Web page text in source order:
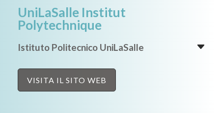
UniLaSalle Institut
Polytechnique
Istituto Politecnico UniLaSalle
VISITA IL SITO WEB